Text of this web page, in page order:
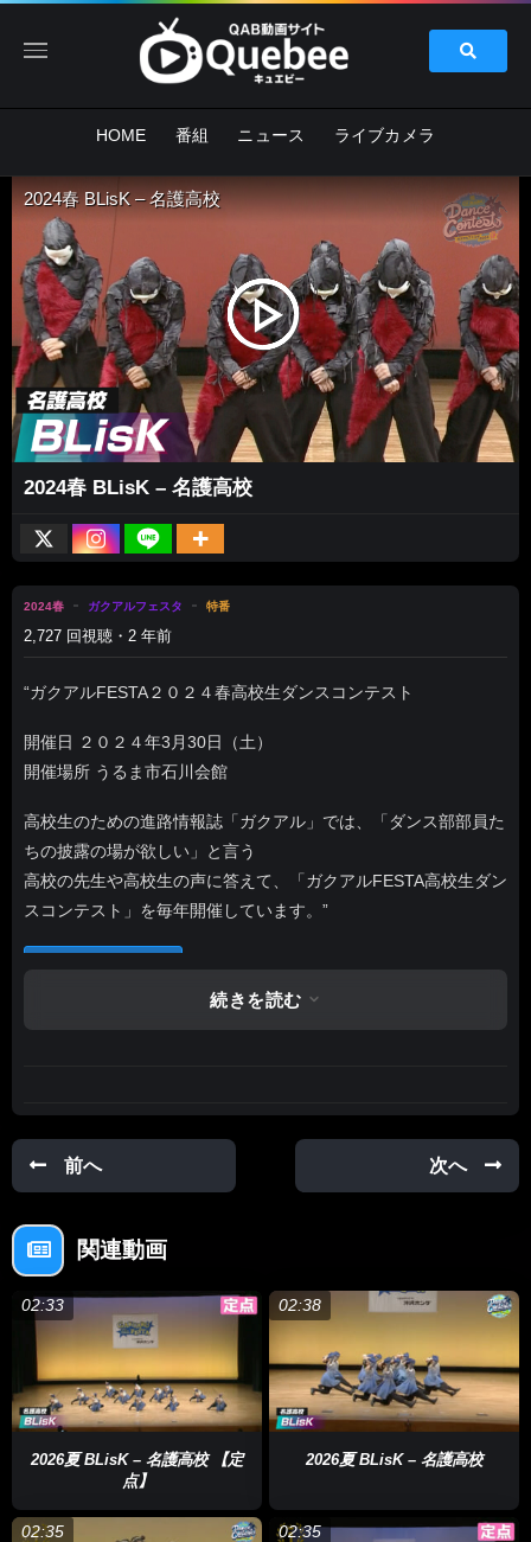
HOME 番組 ニュース ライブカメラ
2024春 BLisK – 名護高校
2024春 BLisK – 名護高校
2024春 ガクアルフェスタ 特番
2,727 回視聴・2 年前
“ガクアルFESTA２０２４春高校生ダンスコンテスト
開催日 ２０２４年3月30日（土）
開催場所 うるま市石川会館
高校生のための進路情報誌「ガクアル」では、「ダンス部部員た
ちの披露の場が欲しい」と言う
高校の先生や高校生の声に答えて、「ガクアルFESTA高校生ダン
スコンテスト」を毎年開催しています。”
続きを読む
前へ 次へ
関連動画
02:33
2026夏 BLisK – 名護高校 【定
点】
02:38
2026夏 BLisK – 名護高校
02:35 02:35